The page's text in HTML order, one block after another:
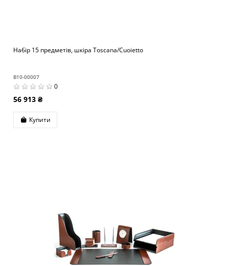
Набір 15 предметів, шкіра Toscana/Cuoietto
B10-00007
0
56 913 ₴
Купити